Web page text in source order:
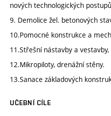
nových technologických
9. Demolice žel. betonových
10.Pomocné konstrukce a
11.Střešní nástavby a
12.Mikropiloty, drenážní stěny.
13.Sanace základových
UČEBNÍ CÍLE